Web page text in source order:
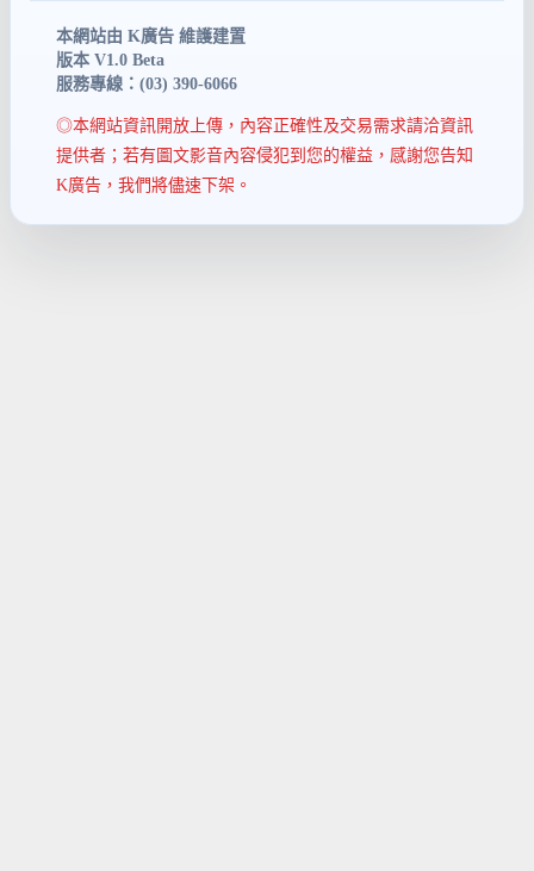
本網站由 K廣告 維護建置
版本 V1.0 Beta
服務專線：(03) 390-6066
◎本網站資訊開放上傳，內容正確性及交易需求請洽資訊
提供者；若有圖文影音內容侵犯到您的權益，感謝您告知
K廣告，我們將儘速下架。